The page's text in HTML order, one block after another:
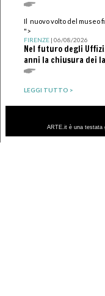
Il nuovo volto del museo
">
FIRENZE| 06/08/2026
Nel futuro degli
anni la chiusura dei
LEGGI TUTTO >
ARTE.it è una testata